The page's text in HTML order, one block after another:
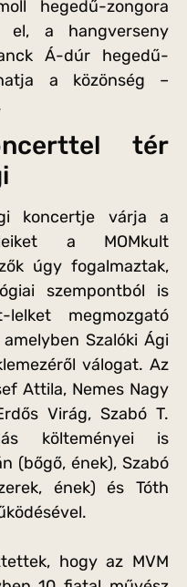
hegedű-zongora
el, a hangverseny
Á-dúr hegedű-
a közönség –
tér
koncertje várja a
a MOMkult
úgy fogalmaztak,
szempontból is
megmozgató
Szalóki Ági
válogat. Az
Attila, Nemes Nagy
Virág, Szabó T.
költeményei is
(bőgő, ének), Szabó
ének) és Tóth
hogy az MVM